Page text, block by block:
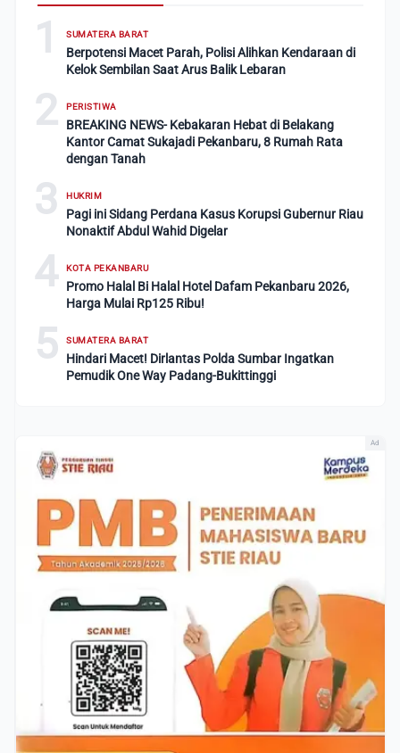
1 SUMATERA BARAT
Berpotensi Macet Parah, Polisi Alihkan Kendaraan di
Kelok Sembilan Saat Arus Balik Lebaran
2 PERISTIWA
BREAKING NEWS- Kebakaran Hebat di Belakang
Kantor Camat Sukajadi Pekanbaru, 8 Rumah Rata
dengan Tanah
3 HUKRIM
Pagi ini Sidang Perdana Kasus Korupsi Gubernur Riau
Nonaktif Abdul Wahid Digelar
4 KOTA PEKANBARU
Promo Halal Bi Halal Hotel Dafam Pekanbaru 2026,
Harga Mulai Rp125 Ribu!
5 SUMATERA BARAT
Hindari Macet! Dirlantas Polda Sumbar Ingatkan
Pemudik One Way Padang-Bukittinggi
Ad